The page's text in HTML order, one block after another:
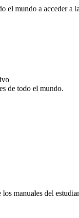
el mundo a acceder a
de todo el mundo.
manuales del